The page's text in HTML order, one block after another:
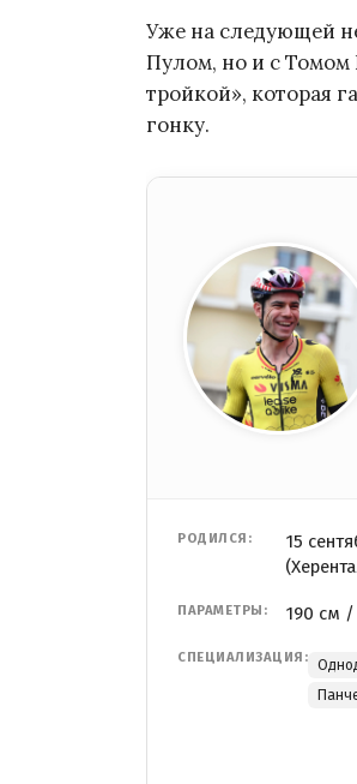
Уже на следующей
Пулом, но и с Томом
тройкой», которая
гонку.
РОДИЛСЯ:
15
ПАРАМЕТРЫ: 190 см /
СПЕЦИАЛИЗАЦИЯ: